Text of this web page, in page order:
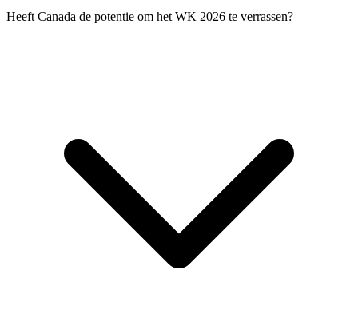
Heeft Canada de potentie om het WK 2026 te verrassen?